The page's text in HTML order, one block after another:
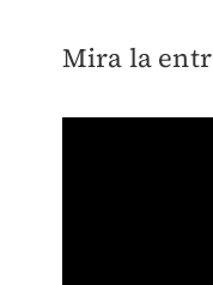
Mira la